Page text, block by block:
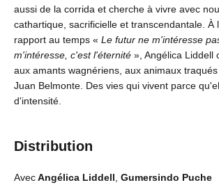
aussi de la corrida et cherche à vivre avec
cathartique, sacrificielle et transcendantale. À
rapport au temps « Le futur ne m'intéresse
m'intéresse, c'est l'éternité », Angélica Liddell
aux amants wagnériens, aux animaux
Juan Belmonte. Des vies qui vivent parce
d'intensité.
Distribution
AvecAngélica Liddell Gumersindo Puche